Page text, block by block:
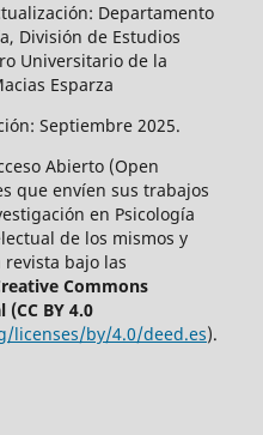
Departamento
División de Estudios
Universitario de la
Esparza
Septiembre 2025.
Abierto (Open
que envíen sus trabajos
en Psicología
de los mismos y
bajo las
Commons
BY 4.0
licenses/by/4.0/deed.es).